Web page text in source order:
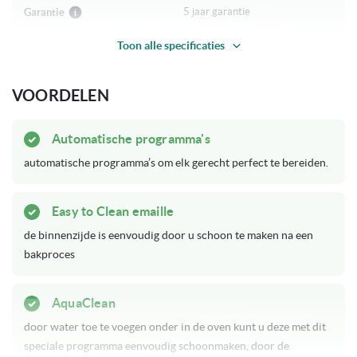
Garantie 5 jaar garantie
Op bestelling leverbaar
Acties
Unieke eigenschappen
Soft-close
Bediening Tiptoets
Toon alle specificaties
VOORDELEN
Automatische programma's
automatische programma’s om elk gerecht perfect te bereiden.
Easy to Clean emaille
de binnenzijde is eenvoudig door u schoon te maken na een
bakproces
AquaClean
door water toe te voegen onder in de oven kunt u deze met dit
speciale programma eenvoudig schoonmaken, door de